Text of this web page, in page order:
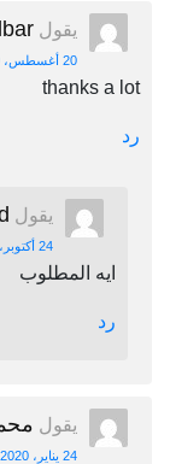
يقول
20 أغسطس، 2019 الساعة 11:23 ص
thanks a lot
رد
يقول
24 أكتوبر، 2021 الساعة 12:13 م
ايه المطلوب
رد
يقول
24 يناير، 2020 الساعة 10:37 م